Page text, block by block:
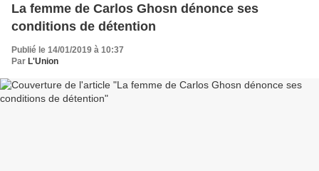
La femme de Carlos Ghosn dénonce ses
conditions de détention
Publié le 14/01/2019 à 10:37
Par L'Union